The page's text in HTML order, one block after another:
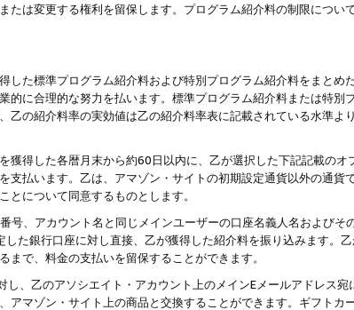
は変更する権利を留保します。プログラム紹介料の制限について
た標準プログラム紹介料および特別プログラム紹介料をまとめ
的に合理的な努力を払います。標準プログラム紹介料または特別
乙の紹介料率の実効値は乙の紹介料率表に記載されている水準よ
獲得した各暦月末から約60日以内に、乙が選択した下記記載の
支払います。乙は、アマゾン・サイトの初期設定通貨以外の通貨
について同意するものとします。
、アカウント名と同じメインユーザーの口座名義人名およびそ
た銀行口座に対し直接、乙が獲得した紹介料を振り込みます。
まで、料金の支払いを留保することができます。
、乙のアソシエイト・アカウント上のメインEメールアドレス宛
マゾン・サイト上の商品と交換することができます。ギフトカ